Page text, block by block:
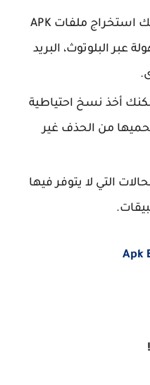
سهولة المشاركة: يتيح لك استخراج ملفات APK
عبر البلوتوث، البريد
أخذ نسخ احتياطية
من الحذف غير
التي لا يتوفر فيها
Apk